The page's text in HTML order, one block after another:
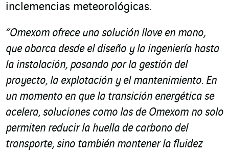
inclemencias meteorológicas.
“Omexom ofrece una solución llave en mano,
que abarca desde el diseño y la ingeniería hasta
la instalación, pasando por la gestión del
proyecto, la explotación y el mantenimiento. En
un momento en que la transición energética se
acelera, soluciones como las de Omexom no solo
permiten reducir la huella de carbono del
transporte, sino también mantener la fluidez